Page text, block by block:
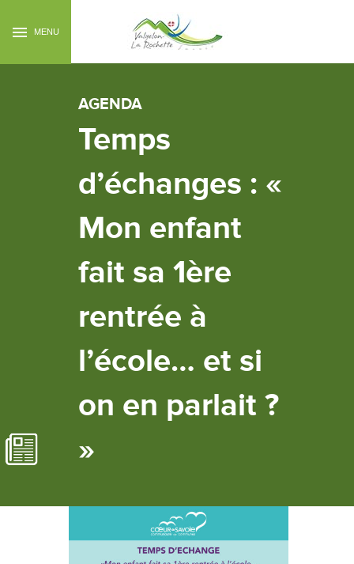
MENU
AGENDA
Temps
d’échanges : «
Mon enfant
fait sa 1ère
rentrée à
l’école… et si
on en parlait ?
»